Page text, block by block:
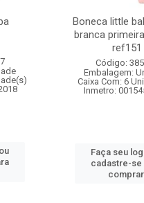
Boneca little
branca
ref151
Código:
Embalagem:
Caixa Com: 6
Inmetro:
Faça seu
cadastre-se